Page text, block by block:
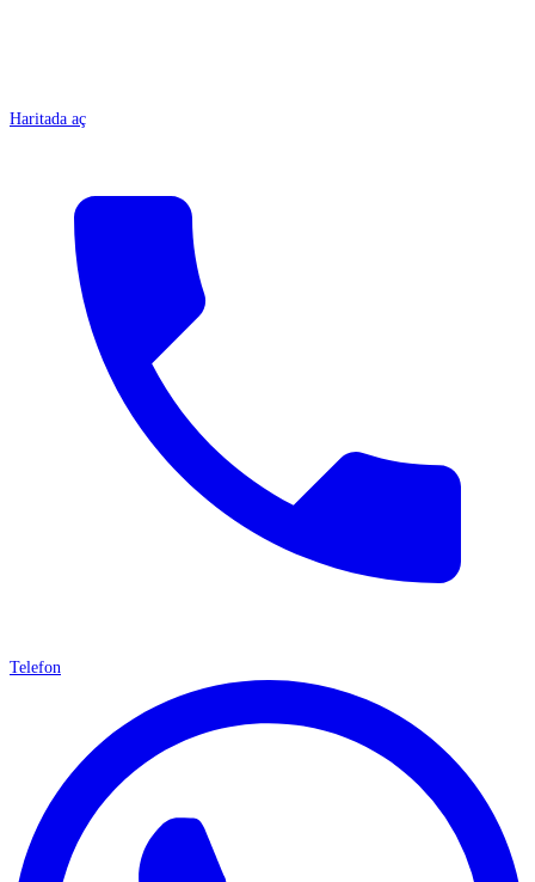
Haritada aç
Telefon